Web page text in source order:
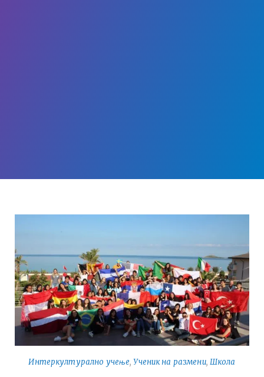
Интеркултурално учење,Ученик на размени, Школа